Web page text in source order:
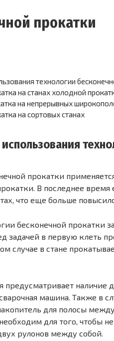
прокатки
технологии
на станах холодной
на непрерывных
на сортовых станах
прокатки
В последнее
что еще больше
бесконечной прокатки
задачей в первую клеть
случае в стане
предусматривает наличие
машина. Также в
для полосы
для того, чтобы
рулонов между собой.